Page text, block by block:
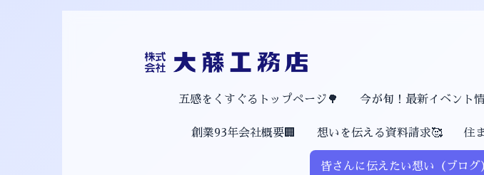
五感をくすぐるトップページ🌳 今が旬！最新イベント
創業93年会社概要🏢 想いを伝える資料請求🥰 住
皆さんに伝えたい想い（ブログ